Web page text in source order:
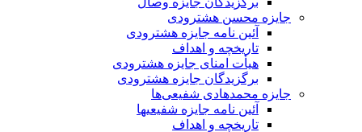
جایزه محسن هشترودی
آئین نامه جایزه هشترودی
تاریخچه و اهداف
هیأت امنای جایزه هشترودی
برگزیدگان جایزه هشترودی
جایزه محمدهادی شفیعی‌ها
آئین نامه جایزه شفیعیها
تاریخچه و اهداف